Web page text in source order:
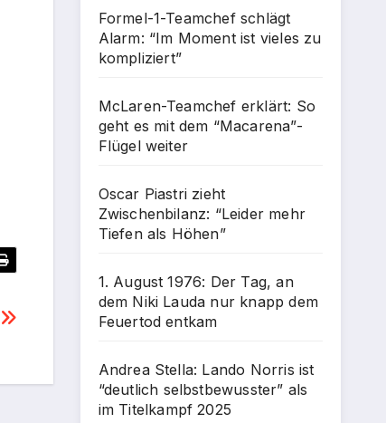
Formel-1-Teamchef schlägt
Alarm: “Im Moment ist vieles zu
kompliziert”
McLaren-Teamchef erklärt: So
geht es mit dem “Macarena”-
Flügel weiter
Oscar Piastri zieht
Zwischenbilanz: “Leider mehr
Tiefen als Höhen”
1. August 1976: Der Tag, an
dem Niki Lauda nur knapp dem
Feuertod entkam
Andrea Stella: Lando Norris ist
“deutlich selbstbewusster” als
im Titelkampf 2025